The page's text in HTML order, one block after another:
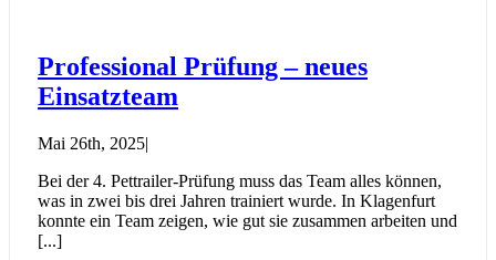
Professional Prüfung – neues
Einsatzteam
Mai 26th, 2025|
Bei der 4. Pettrailer-Prüfung muss das Team alles können,
was in zwei bis drei Jahren trainiert wurde. In Klagenfurt
konnte ein Team zeigen, wie gut sie zusammen arbeiten und
[...]